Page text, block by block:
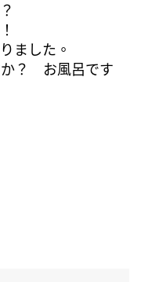
ました。
？ お風呂です